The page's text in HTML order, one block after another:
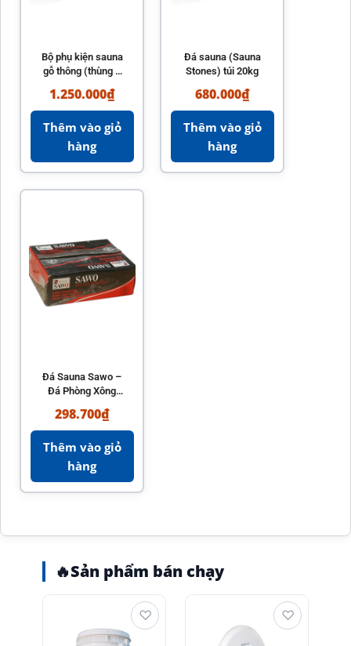
Bộ phụ kiện sauna
gỗ thông (thùng +
nhiệt kế)
1.250.000₫
Thêm vào giỏ
hàng
Đá sauna (Sauna
Stones) túi 20kg
680.000₫
Thêm vào giỏ
hàng
Đá Sauna Sawo –
Đá Phòng Xông
298.700₫
Thêm vào giỏ
hàng
🔥Sản phẩm bán chạy
♡ ♡